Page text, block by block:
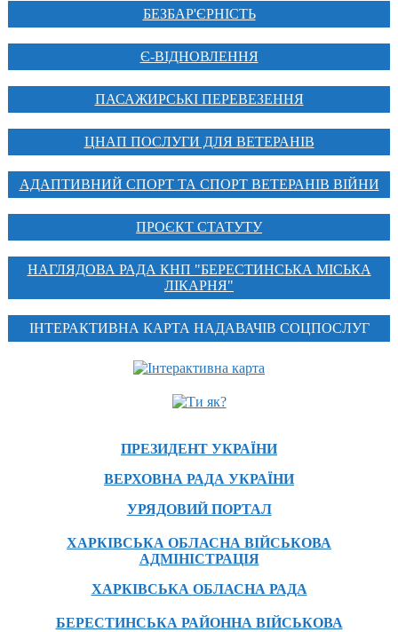
БЕЗБАР'ЄРНІСТЬ
Є-ВІДНОВЛЕННЯ
ПАСАЖИРСЬКІ ПЕРЕВЕЗЕННЯ
ЦНАП ПОСЛУГИ ДЛЯ ВЕТЕРАНІВ
АДАПТИВНИЙ СПОРТ ТА СПОРТ ВЕТЕРАНІВ ВІЙНИ
ПРОЄКТ СТАТУТУ
НАГЛЯДОВА РАДА КНП "БЕРЕСТИНСЬКА МІСЬКА
ЛІКАРНЯ"
ІНТЕРАКТИВНА КАРТА НАДАВАЧІВ СОЦПОСЛУГ
ПРЕЗИДЕНТ УКРАЇНИ
ВЕРХОВНА РАДА УКРАЇНИ
УРЯДОВИЙ ПОРТАЛ
ХАРКІВСЬКА ОБЛАСНА ВІЙСЬКОВА
АДМІНІСТРАЦІЯ
ХАРКІВСЬКА ОБЛАСНА РАДА
БЕРЕСТИНСЬКА РАЙОННА ВІЙСЬКОВА